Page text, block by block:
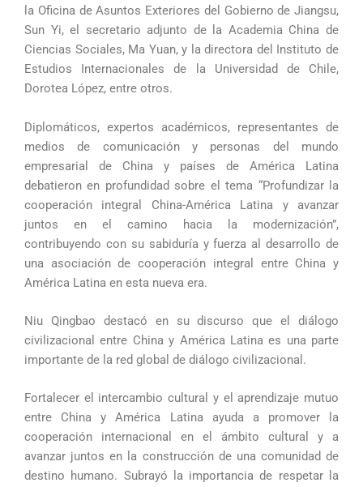
la Oficina de Asuntos Exteriores del Gobierno de Jiangsu,
Sun Yi, el secretario adjunto de la Academia China de
Ciencias Sociales, Ma Yuan, y la directora del Instituto de
Estudios Internacionales de la Universidad de Chile,
Dorotea López, entre otros.
Diplomáticos, expertos académicos, representantes de
medios de comunicación y personas del mundo
empresarial de China y países de América Latina
debatieron en profundidad sobre el tema “Profundizar la
cooperación integral China-América Latina y avanzar
juntos en el camino hacia la modernización”,
contribuyendo con su sabiduría y fuerza al desarrollo de
una asociación de cooperación integral entre China y
América Latina en esta nueva era.
Niu Qingbao destacó en su discurso que el diálogo
civilizacional entre China y América Latina es una parte
importante de la red global de diálogo civilizacional.
Fortalecer el intercambio cultural y el aprendizaje mutuo
entre China y América Latina ayuda a promover la
cooperación internacional en el ámbito cultural y a
avanzar juntos en la construcción de una comunidad de
destino humano. Subrayó la importancia de respetar la